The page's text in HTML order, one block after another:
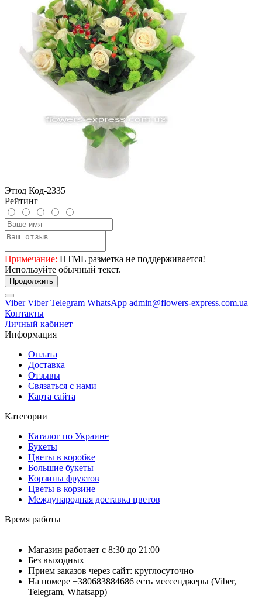
Этюд Код-2335
Рейтинг
Примечание: HTML разметка не поддерживается!
Используйте обычный текст.
Продолжить
Viber Viber Telegram WhatsApp admin@flowers-express.com.ua
Контакты
Личный кабинет
Информация
Оплата
Доставка
Отзывы
Связаться с нами
Карта сайта
Категории
Каталог по Украине
Букеты
Цветы в коробке
Большие букеты
Корзины фруктов
Цветы в корзине
Международная доставка цветов
Время работы
Магазин работает с 8:30 до 21:00
Без выходных
Прием заказов через сайт: круглосуточно
На номере +380683884686 есть мессенджеры (Viber,
Telegram, Whatsapp)